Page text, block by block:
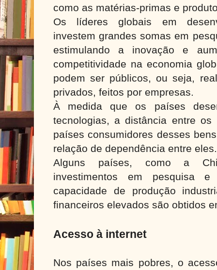
como as matérias-primas e
Os líderes globais em
investem grandes somas em
estimulando a inovação e
competitividade na economia
podem ser públicos, ou seja,
privados, feitos por empresas.
À medida que os países
tecnologias, a distância entre
países consumidores desses
relação de dependência entre eles.
Alguns países, como a
investimentos em pesquisa
capacidade de produção
financeiros elevados são obtidos
Acesso à internet
Nos países mais pobres, o